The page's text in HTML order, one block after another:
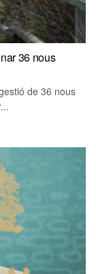
36 nous
de 36 nous